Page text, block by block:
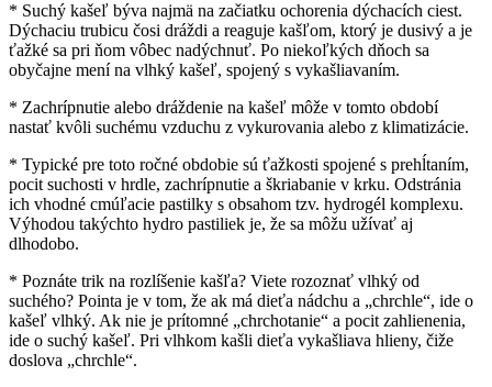
* Suchý kašeľ býva najmä na začiatku ochorenia dýchacích ciest.
Dýchaciu trubicu čosi dráždi a reaguje kašľom, ktorý je dusivý a je
ťažké sa pri ňom vôbec nadýchnuť. Po niekoľkých dňoch sa
obyčajne mení na vlhký kašeľ, spojený s vykašliavaním.
* Zachrípnutie alebo dráždenie na kašeľ môže v tomto období
nastať kvôli suchému vzduchu z vykurovania alebo z klimatizácie.
* Typické pre toto ročné obdobie sú ťažkosti spojené s prehĺtaním,
pocit suchosti v hrdle, zachrípnutie a škriabanie v krku. Odstránia
ich vhodné cmúľacie pastilky s obsahom tzv. hydrogél komplexu.
Výhodou takýchto hydro pastiliek je, že sa môžu užívať aj
dlhodobo.
* Poznáte trik na rozlíšenie kašľa? Viete rozoznať vlhký od
suchého? Pointa je v tom, že ak má dieťa nádchu a „chrchle“, ide o
kašeľ vlhký. Ak nie je prítomné „chrchotanie“ a pocit zahlienenia,
ide o suchý kašeľ. Pri vlhkom kašli dieťa vykašliava hlieny, čiže
doslova „chrchle“.